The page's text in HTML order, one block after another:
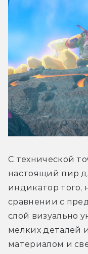
С технической
настоящий пир
индикатор того,
сравнении с
слой визуально
мелких деталей
материалом и